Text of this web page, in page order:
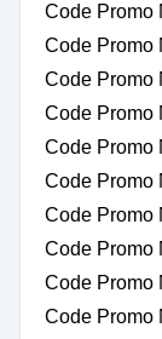
Code Promo
Code Promo
Code Promo
Code Promo
Code Promo
Code Promo
Code Promo
Code Promo
Code Promo
Code Promo